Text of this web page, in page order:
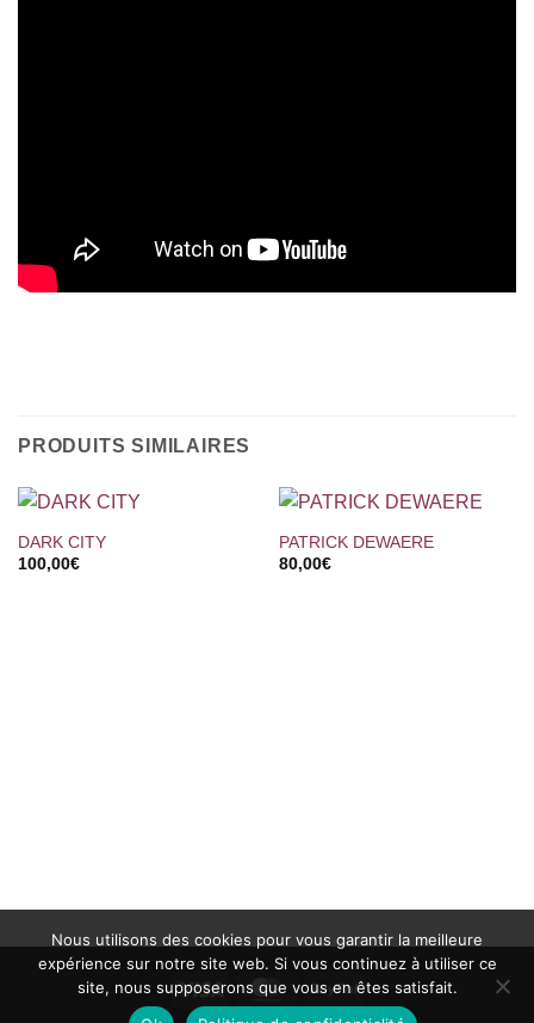
PRODUITS SIMILAIRES
DARK CITY
100,00€
PATRICK DEWAERE
80,00€
Visa MasterCardPayPal
Nous utilisons des cookies pour vous garantir la meilleure
expérience sur notre site web. Si vous continuez à utiliser ce
site, nous supposerons que vous en êtes satisfait.